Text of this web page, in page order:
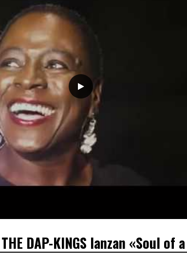
THE DAP-KINGS lanzan «Soul of